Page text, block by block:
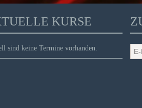
KURSE
sind keine Termine vorhanden.
E-